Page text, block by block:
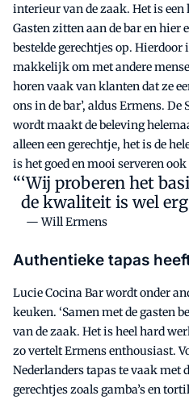
interieur van de zaak. Het is een
Gasten zitten aan de bar en hier
bestelde gerechtjes op. Hierdoor
makkelijk om met andere
horen vaak van klanten dat ze
ons in de bar’, aldus Ermens.
wordt maakt de beleving
alleen een gerechtje, het is de
is het goed en mooi serveren
‘Wij proberen het
de kwaliteit is wel
— Will Ermens
Authentieke tapas
Lucie Cocina Bar wordt onder
keuken. ‘Samen met de gasten
van de zaak. Het is heel hard
zo vertelt Ermens enthousiast.
Nederlanders tapas te vaak met
gerechtjes zoals gamba’s en